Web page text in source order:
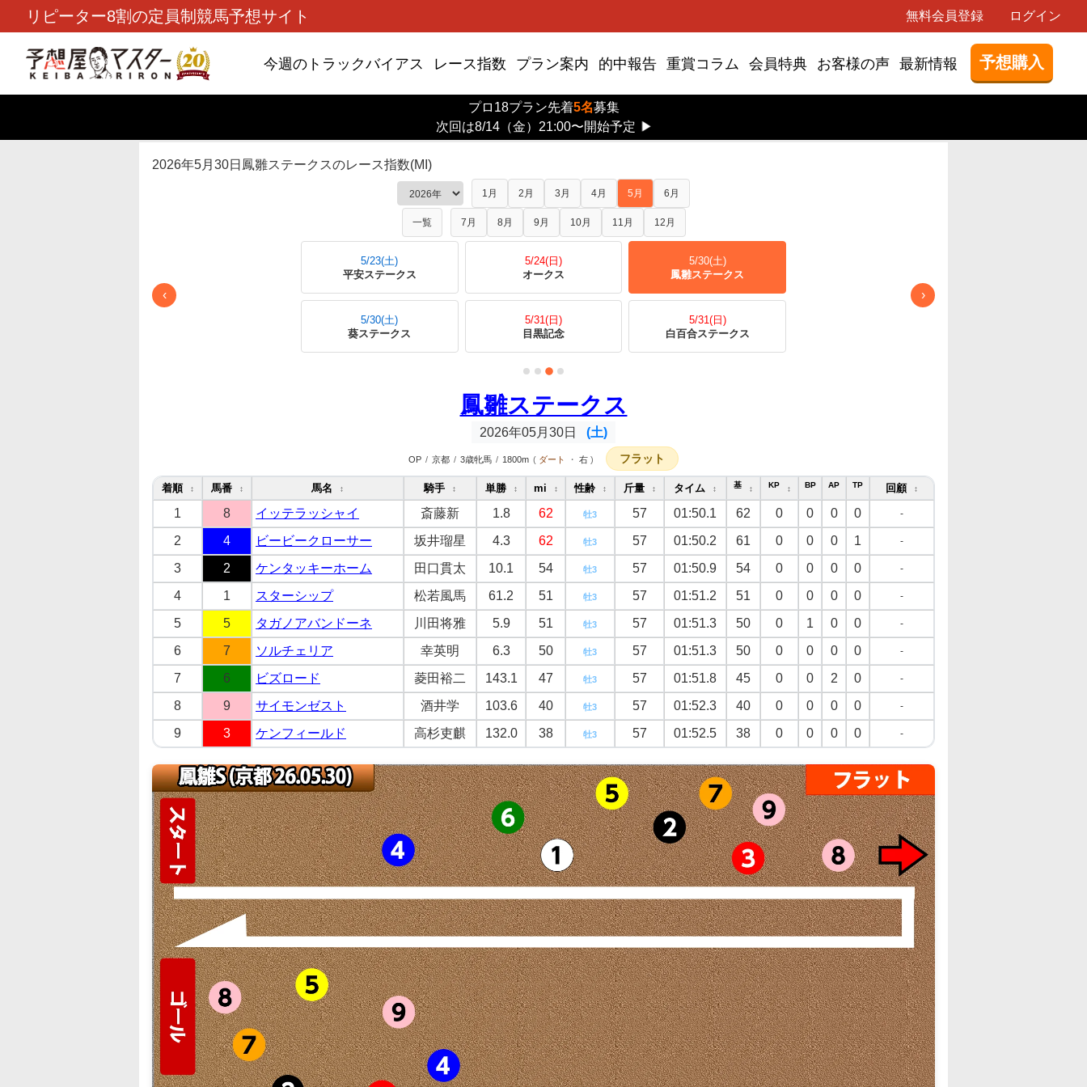
リピーター8割の定員制競馬予想サイト 無料会員登録 ログイン
今週のトラックバイアス レース指数 プラン案内 的中報告 重賞コラム 会員特典 お客様の声 最新情報 予想購入
プロ18プラン先着5名募集
次回は8/14（金）21:00〜開始予定 ▶
> 2026年5月30日鳳雛ステークス
2026年5月30日鳳雛ステークスのレース指数(MI)
1月 2月 3月 4月 5月 6月
一覧 7月 8月 9月 10月 11月 12月
‹
5/23(土)
平安ステークス
5/24(日)
オークス
5/30(土)
鳳雛ステークス
5/30(土)
葵ステークス
5/31(日)
目黒記念
5/31(日)
白百合ステークス
›
鳳雛ステークス
2026年05月30日 (土)
OP / 京都 / 3歳牝馬 / 1800m ( ダート ・ 右 ) フラット
着順 ↕ 馬番 ↕ 馬名 ↕ 騎手 ↕ 単勝 ↕ mi ↕ 性齢 ↕ 斤量 ↕ タイム ↕ 基 ↕ KP ↕ BP AP TP 回顧 ↕
1 8 イッテラッシャイ 斎藤新 1.8 62 牡3 57 01:50.1 62 0 0 0 0 -
2 4 ビービークローサー 坂井瑠星 4.3 62 牡3 57 01:50.2 61 0 0 0 1 -
3 2 ケンタッキーホーム 田口貫太 10.1 54 牡3 57 01:50.9 54 0 0 0 0 -
4 1 スターシップ 松若風馬 61.2 51 牡3 57 01:51.2 51 0 0 0 0 -
5 5 タガノアバンドーネ 川田将雅 5.9 51 牡3 57 01:51.3 50 0 1 0 0 -
6 7 ソルチェリア 幸英明 6.3 50 牡3 57 01:51.3 50 0 0 0 0 -
7 6 ビズロード 菱田裕二 143.1 47 牡3 57 01:51.8 45 0 0 2 0 -
8 9 サイモンゼスト 酒井学 103.6 40 牡3 57 01:52.3 40 0 0 0 0 -
9 3 ケンフィールド 高杉吏麒 132.0 38 牡3 57 01:52.5 38 0 0 0 0 -